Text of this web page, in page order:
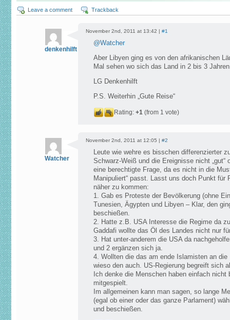
Leave a comment Trackback
denkenhilft
November 2nd, 2011 at 13:42 | #1
@Watcher
Aber Libyen ging es von den afrikanischen
Mal sehen wo sich das Land in 2 bis 3
LG Denkenhilft
P.S. Weiterhin „Gute Reise“
Rating: +1 (from 1 vote)
Watcher
November 2nd, 2011 at 12:05 | #2
Leute wie wehre es bisschen differenzierter
Schwarz-Weiß und die Ereignisse nicht „gut“
eine berechtigte Frage, da es nicht in die
Manipuliert“ passt. Lasst uns doch Punkt für
näher zu kommen:
1. Gab es Proteste der Bevölkerung (ohne
Tunesien, Ägypten und Libyen – Klar, den
beschießen.
2. Hatte z.B. USA Interesse die Regime da
Gaddafi wollte das Öl des Landes nicht nur
3. Hat unter-anderem die USA da
und 2 ergänzen sich ja.
4. Wollten die das am ende Islamisten an
wieso den auch. US-Regierung begreift sich
Ich denke die Menschen haben einfach
mitgespielt.
Im allgemeinen kann man sagen, so lange
(egal ob einer oder das ganze Parlament)
und beschießen.